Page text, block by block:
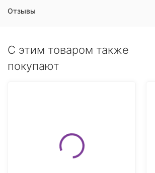
Отзывы
C этим товаром также
покупают